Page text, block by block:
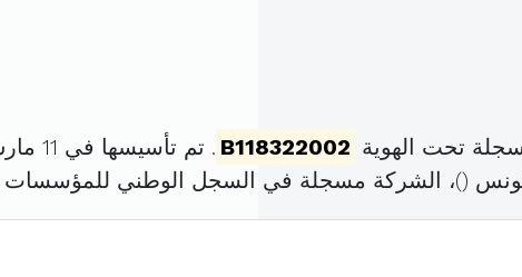
تحت الهوية B118322002 . تم تأسيسها في 11 مارس 2002 برأس مال قدره
)، الشركة مسجلة في السجل الوطني للمؤسسات